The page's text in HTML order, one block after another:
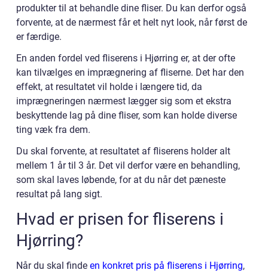
produkter til at behandle dine fliser. Du kan derfor også
forvente, at de nærmest får et helt nyt look, når først de
er færdige.
En anden fordel ved fliserens i Hjørring er, at der ofte
kan tilvælges en imprægnering af fliserne. Det har den
effekt, at resultatet vil holde i længere tid, da
imprægneringen nærmest lægger sig som et ekstra
beskyttende lag på dine fliser, som kan holde diverse
ting væk fra dem.
Du skal forvente, at resultatet af fliserens holder alt
mellem 1 år til 3 år. Det vil derfor være en behandling,
som skal laves løbende, for at du når det pæneste
resultat på lang sigt.
Hvad er prisen for fliserens i
Hjørring?
Når du skal finde en konkret pris på fliserens i Hjørring,